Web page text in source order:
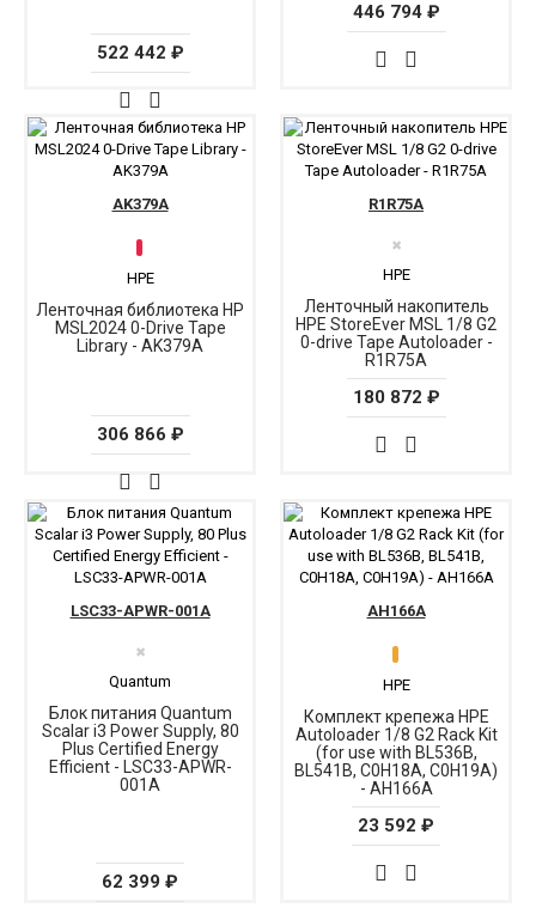
522 442 ₽
446 794 ₽
Ленточная библиотека HP
MSL2024 0-Drive Tape
Library - AK379A
HPE
AK379A
306 866 ₽
Ленточный накопитель
HPE StoreEver MSL 1/8 G2
0-drive Tape Autoloader -
R1R75A
HPE
✖
R1R75A
180 872 ₽
Блок питания Quantum
Scalar i3 Power Supply, 80
Plus Certified Energy
Efficient - LSC33-APWR-
001A
Quantum
✖
LSC33-APWR-001A
62 399 ₽
Комплект крепежа HPE
Autoloader 1/8 G2 Rack Kit
(for use with BL536B,
BL541B, C0H18A, C0H19A)
- AH166A
HPE
AH166A
23 592 ₽